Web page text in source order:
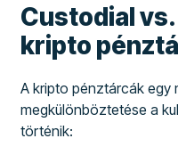
Custodial
kripto
A kripto pénztárcák egy
megkülönböztetése a
történik: